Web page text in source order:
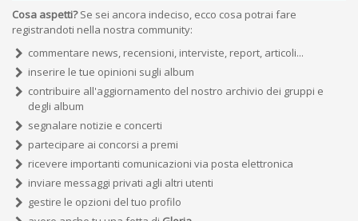
Cosa aspetti?Se sei ancora indeciso, ecco cosa potrai fare
registrandoti nella nostra community:
commentare news, recensioni, interviste, report, articoli...
inserire le tue opinioni sugli album
contribuire all'aggiornamento del nostro archivio dei gruppi e
degli album
segnalare notizie e concerti
partecipare ai concorsi a premi
ricevere importanti comunicazioni via posta elettronica
inviare messaggi privati agli altri utenti
gestire le opzioni del tuo profilo